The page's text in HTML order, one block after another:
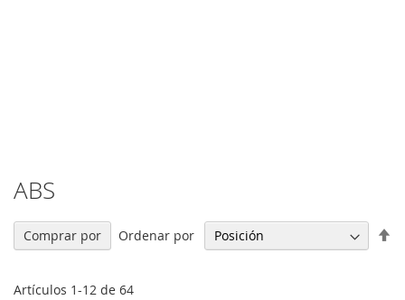
ABS
Artículos 1-12 de 64
Ordenar por
Comprar por